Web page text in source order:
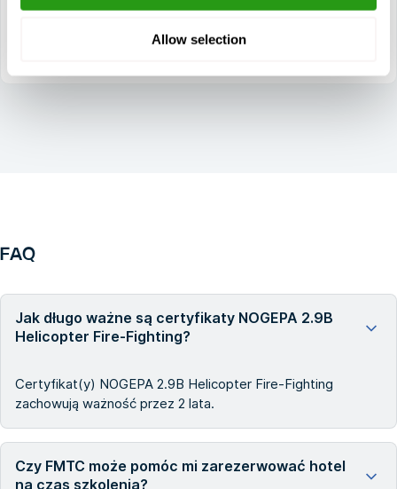
Allow selection
mniejszego sprzętu gaśniczego
Ratowanie pasażerów śmigłowca w sytuacji awaryjnej
FAQ
Jak długo ważne są certyfikaty NOGEPA 2.9B
Helicopter Fire-Fighting?
Certyfikat(y) NOGEPA 2.9B Helicopter Fire-Fighting
zachowują ważność przez 2 lata.
Czy FMTC może pomóc mi zarezerwować hotel
na czas szkolenia?